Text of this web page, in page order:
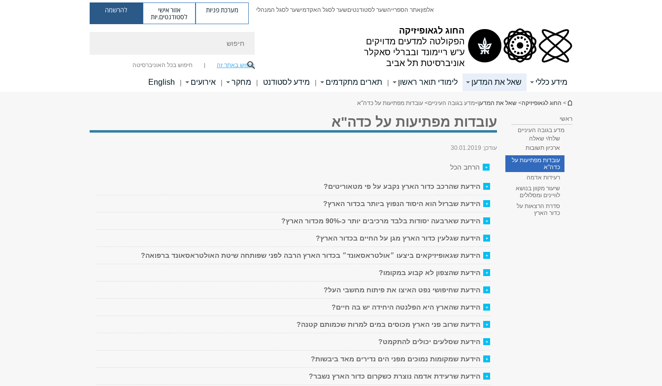
החוג לגאופיזיקה
הפקולטה למדעים מדויקים
ע"ש ריימונד ובברלי סאקלר
אוניברסיטת תל אביב
אלפוןאתר הספרייהשער לסטודנטיםשער לסגל האקדמישער לסגל המנהלי מערכת פניות אזור אישי
לסטודנטים.יות
להרשמה
חיפוש באתר זה חיפוש בכל האוניברסיטה
מידע כללי שאל את המדען לימודי תואר ראשון | תארים מתקדמים | מידע לסטודנט | מחקר | אירועים |
English
הינך נמצא כאן
> החוג לגאופיזיקה> שאל את המדען>מדע בגובה העיניים> עובדות מפתיעות על כדה"א
ראשי
מדע בגובה העיניים
שלח/י שאלה
ארכיון תשובות
עובדות מפתיעות על
כדה"א
רעידות אדמה
שיעור מקוון בנושא
לוויינים ומסלולים
סדרת הרצאות על
כדור הארץ
עובדות מפתיעות על כדה"א
עודכן: 30.01.2019
הרחב הכל
הידעת שהרכב כדור הארץ נקבע על פי מטאוריטים?
הידעת שברזל הוא היסוד הנפוץ ביותר בכדור הארץ?
הידעת שארבעה יסודות בלבד מרכיבים יותר כ-90% מכדור הארץ?
הידעת שגלעין כדור הארץ מגן על החיים בכדור הארץ?
הידעת שגאופיזיקאים ביצעו ״אולטראסאונד״ בכדור הארץ הרבה לפני שפותחה שיטת האולטראסאונד ברפואה?
הידעת שהצפון לא קבוע במקומו?
הידעת שחיפושי נפט האיצו את פיתוח מחשבי העל?
הידעת שהארץ היא הפלנטה היחידה יש בה חיים?
הידעת שרוב פני הארץ מכוסים במים למרות שכמותם קטנה?
הידעת שסלעים יכולים להתקמט?
הידעת שמקומות נמוכים מפני הים נדירים מאד ביבשות?
הידעת שרעידת אדמה נוצרת כשקרום כדור הארץ נשבר?